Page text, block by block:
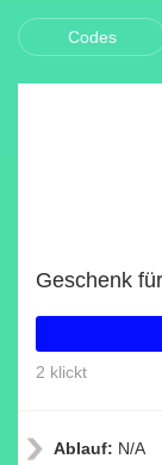
Codes
Geschenk
2 klickt
Ablauf: N/A